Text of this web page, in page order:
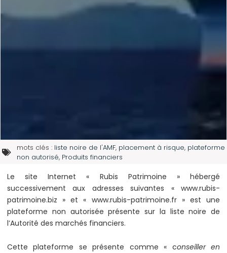
mots clés : liste noire de l'AMF, placement à risque, plateforme
non autorisé, Produits financiers
Le site Internet « Rubis Patrimoine » hébergé
successivement aux adresses suivantes « www.rubis-
patrimoine.biz » et « www.rubis-patrimoine.fr » est une
plateforme non autorisée présente sur la liste noire de
l’Autorité des marchés financiers.
Cette plateforme se présente comme « conseiller en